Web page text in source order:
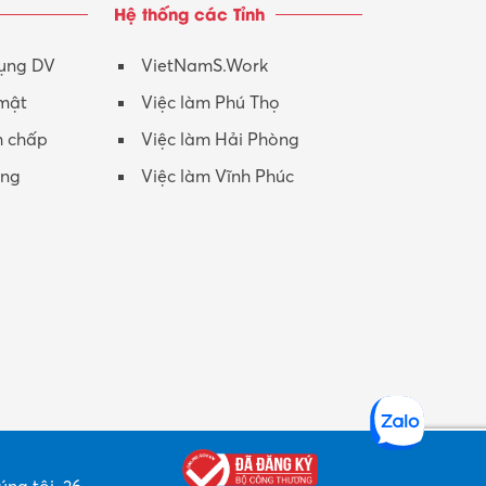
Nhân viên CSKH
Phục vụ khác
Promotion Girl (PG)
DV
chấp
Hệ thống các Tỉnh
VietNamS.Work
Việc làm Phú Thọ
Việc làm Hải Phòng
Việc làm Vĩnh Phúc